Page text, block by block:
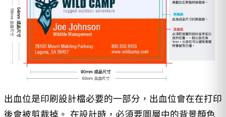
出血位是印刷設計檔必要的一部分，出血位會在在打印
後會被剪裁掉。 在設計時，必須要圖層中的背景顏色